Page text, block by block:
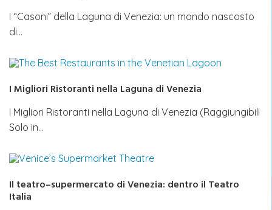
I “Casoni” della Laguna di Venezia: un mondo nascosto
di…
I Migliori Ristoranti nella Laguna di Venezia
I Migliori Ristoranti nella Laguna di Venezia (Raggiungibili
Solo in…
Il teatro–supermercato di Venezia: dentro il Teatro
Italia